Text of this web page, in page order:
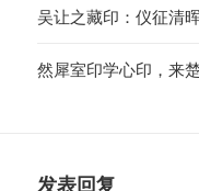
吴让之藏印：仪征清
然犀室印学心印，来
发表回复